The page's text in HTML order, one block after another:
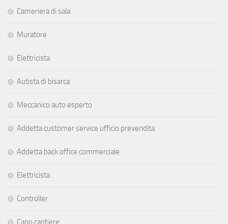
Cameriera di sala
Muratore
Elettricista
Autista di bisarca
Meccanico auto esperto
Addetta customer service ufficio prevendita
Addetta back office commerciale
Elettricista
Controller
Capo cantiere